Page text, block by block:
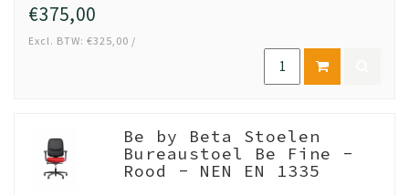
€375,00
Excl. BTW: €325,00 /
Be by Beta Stoelen
Bureaustoel Be Fine -
Rood - NEN EN 1335